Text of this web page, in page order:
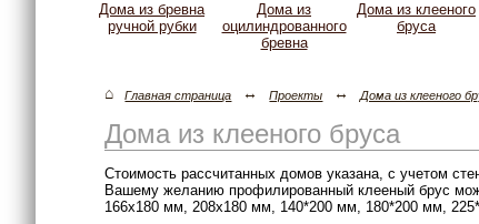
Дома из бревна
ручной рубки
Дома из
оцилиндрованного
бревна
Дома из клееного
бруса
⌂ Главная страница ↔ Проекты ↔ Дома из клееного
Дома из клееного бруса
Стоимость рассчитанных домов указана, с учетом
Вашему желанию профилированный клееный брус
166x180 мм, 208x180 мм, 140*200 мм, 180*200 мм,